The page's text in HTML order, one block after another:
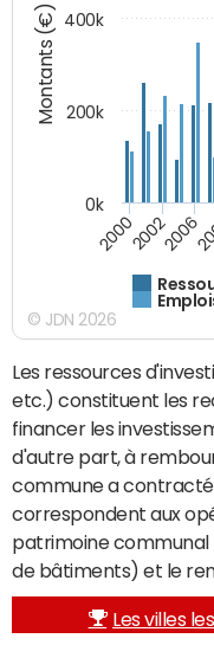
Montants (€)
200020022006
0k
200k
400k
© JDN 2026
Les ressources
etc.) constituent les
financer les
d'autre part, à
commune a
correspondent aux
patrimoine communal
de bâtiments) et le
Les villes